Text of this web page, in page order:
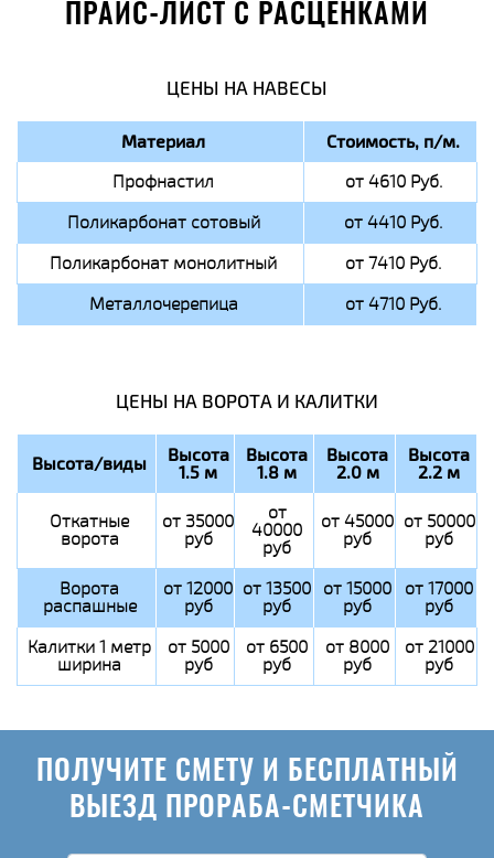
ПРАЙС-ЛИСТ С РАСЦЕНКАМИ
ЦЕНЫ НА НАВЕСЫ
Материал Стоимость, п/м.
Профнастил
от 4610 Руб.
Поликарбонат сотовый
от 4410 Руб.
Поликарбонат монолитный
от 7410 Руб.
Металлочерепица
от 4710 Руб.
ЦЕНЫ НА ВОРОТА И КАЛИТКИ
Высота/виды Высота
1.5 м
Высота
1.8 м
Высота
2.0 м
Высота
2.2 м
Откатные
ворота
от 35000
руб
от
40000
руб
от 45000
руб
от 50000
руб
Ворота
распашные
от 12000
руб
от 13500
руб
от 15000
руб
от 17000
руб
Калитки 1 метр
ширина
от 5000
руб
от 6500
руб
от 8000
руб
от 21000
руб
ПОЛУЧИТЕ СМЕТУ И БЕСПЛАТНЫЙ
ВЫЕЗД ПРОРАБА-СМЕТЧИКА